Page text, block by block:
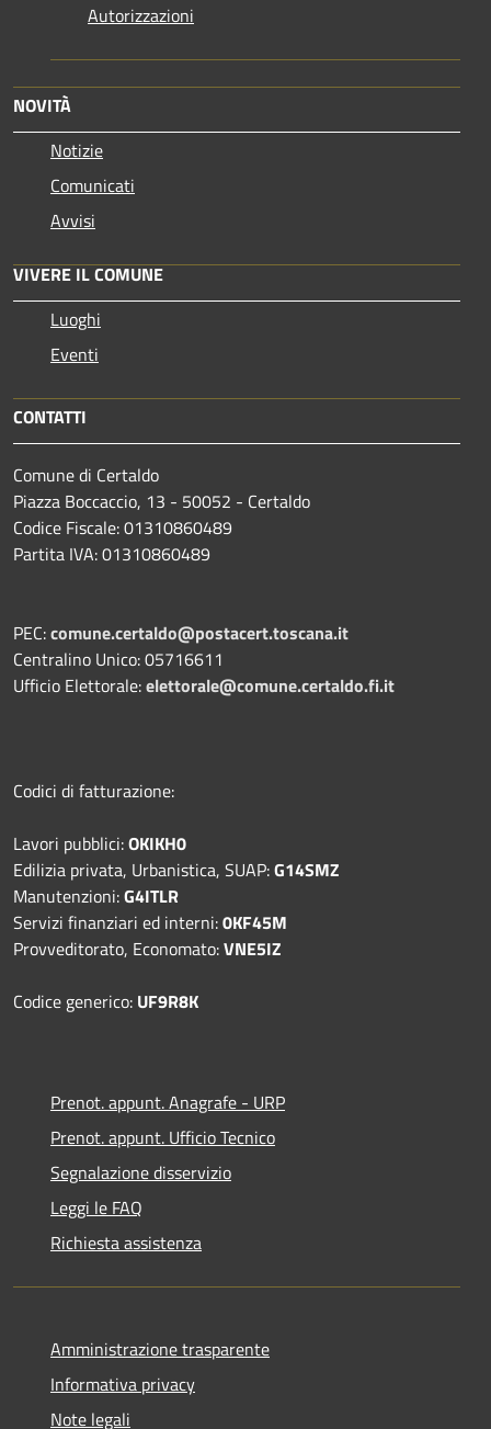
Autorizzazioni
NOVITÀ
Notizie
Comunicati
Avvisi
VIVERE IL COMUNE
Luoghi
Eventi
CONTATTI
Comune di Certaldo
Piazza Boccaccio, 13 - 50052 - Certaldo
Codice Fiscale: 01310860489
Partita IVA: 01310860489
PEC:comune.certaldo@postacert.toscana.it
Centralino Unico: 05716611
Ufficio Elettorale:elettorale@comune.certaldo.fi.it
Codici di fatturazione:
Lavori pubblici:OKIKH0
Edilizia privata, Urbanistica, SUAP:G14SMZ
Manutenzioni:G4ITLR
Servizi finanziari ed interni:0KF45M
Provveditorato, Economato:VNE5IZ
Codice generico: UF9R8K
Prenot. appunt. Anagrafe - URP
Prenot. appunt. Ufficio Tecnico
Segnalazione disservizio
Leggi le FAQ
Richiesta assistenza
Amministrazione trasparente
Informativa privacy
Note legali